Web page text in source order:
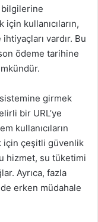
kullanıcıların,
vardır. Bu
ödeme tarihine
girmek
bir URL’ye
kullanıcıların
için çeşitli güvenlik
hizmet, su tüketimi
Ayrıca, fazla
erken müdahale